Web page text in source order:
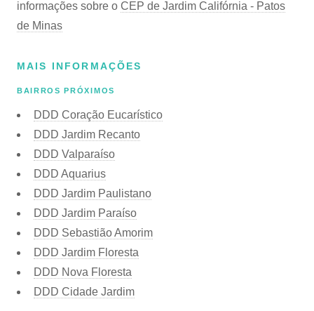
informações sobre o CEP de Jardim Califórnia - Patos
de Minas
MAIS INFORMAÇÕES
BAIRROS PRÓXIMOS
DDD Coração Eucarístico
DDD Jardim Recanto
DDD Valparaíso
DDD Aquarius
DDD Jardim Paulistano
DDD Jardim Paraíso
DDD Sebastião Amorim
DDD Jardim Floresta
DDD Nova Floresta
DDD Cidade Jardim